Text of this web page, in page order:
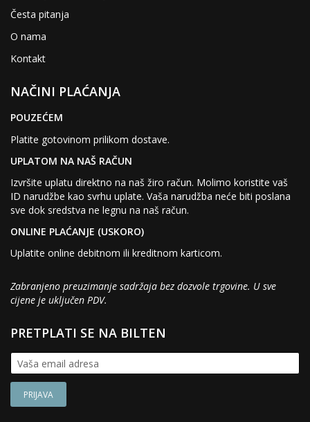
Česta pitanja
O nama
Kontakt
NAČINI PLAĆANJA
POUZEĆEM
Platite gotovinom prilikom dostave.
UPLATOM NA NAŠ RAČUN
Izvršite uplatu direktno na naš žiro račun. Molimo koristite vaš
ID narudžbe kao svrhu uplate. Vaša narudžba neće biti poslana
sve dok sredstva ne legnu na naš račun.
ONLINE PLAĆANJE (USKORO)
Uplatite online debitnom ili kreditnom karticom.
Zabranjeno preuzimanje sadržaja bez dozvole trgovine. U sve
cijene je uključen PDV.
PRETPLATI SE NA BILTEN